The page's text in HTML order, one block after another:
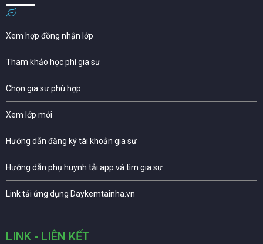
Xem hợp đồng nhận lớp
Tham khảo học phí gia sư
Chọn gia sư phù hợp
Xem lớp mới
Hướng dẫn đăng ký tài khoản gia sư
Hướng dẫn phụ huynh tải app và tìm gia sư
Link tải ứng dụng Daykemtainha.vn
LINK - LIÊN KẾT